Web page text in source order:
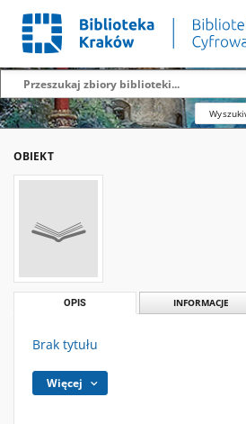
OBIEKT
OPIS INFORMACJE
Brak tytułu
Więcej